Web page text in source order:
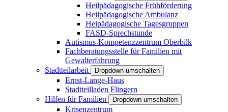
Heilpädagogische Frühförderung
Heilpädagogische Ambulanz
Heipädagogische Tagesgruppen
FASD-Sprechstunde
Autismus-Kompetenzzentrum Oberbilk
Fachberatungsstelle für Familien mit
Gewalterfahrung
Stadtteilarbeit
Dropdown umschalten
Ernst-Lange-Haus
Stadtteilladen Flingern
Hilfen für Familien
Dropdown umschalten
Krisenzentrum